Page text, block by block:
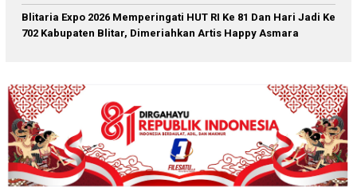
Blitaria Expo 2026 Memperingati HUT RI Ke 81 Dan Hari Jadi Ke
702 Kabupaten Blitar, Dimeriahkan Artis Happy Asmara